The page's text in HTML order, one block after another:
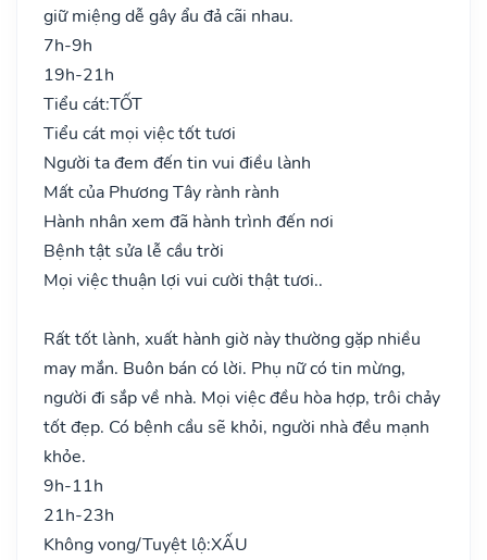
giữ miệng dễ gây ẩu đả cãi nhau.
7h-9h
19h-21h
Tiểu cát:TỐT
Tiểu cát mọi việc tốt tươi
Người ta đem đến tin vui điều lành
Mất của Phương Tây rành rành
Hành nhân xem đã hành trình đến nơi
Bệnh tật sửa lễ cầu trời
Mọi việc thuận lợi vui cười thật tươi..
Rất tốt lành, xuất hành giờ này thường gặp nhiều
may mắn. Buôn bán có lời. Phụ nữ có tin mừng,
người đi sắp về nhà. Mọi việc đều hòa hợp, trôi chảy
tốt đẹp. Có bệnh cầu sẽ khỏi, người nhà đều mạnh
khỏe.
9h-11h
21h-23h
Không vong/Tuyệt lộ:XẤU